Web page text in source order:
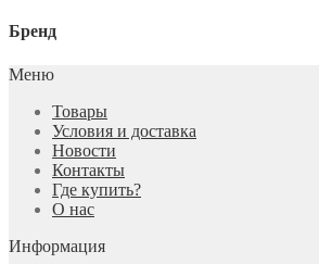
Бренд
Меню
Товары
Условия и доставка
Новости
Контакты
Где купить?
О нас
Информация